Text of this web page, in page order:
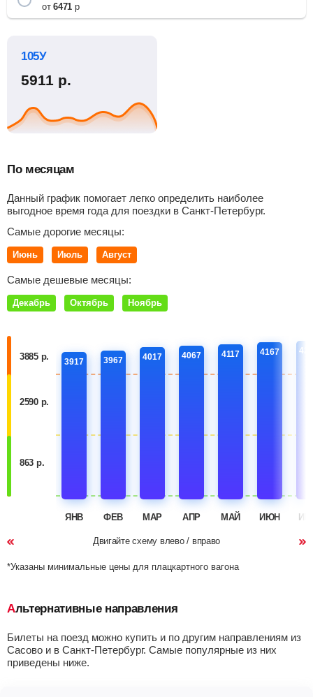
от6471р
105У
5911 р.
По месяцам
Данный график помогает легко определить наиболее
выгодное время года для поездки в Санкт-Петербург.
Самые дорогие месяцы:
Июнь Июль Август
Самые дешевые месяцы:
Декабрь Октябрь Ноябрь
3885 р.
2590 р.
863 р.
3917
ЯНВ
3967
ФЕВ
4017
МАР
4067
АПР
4117
МАЙ
4167
ИЮН
Двигайте схему влево / вправо
*Указаны минимальные цены для плацкартного вагона
Альтернативные направления
Билеты на поезд можно купить и по другим направлениям из
Сасово и в Санкт-Петербург. Самые популярные из них
приведены ниже.